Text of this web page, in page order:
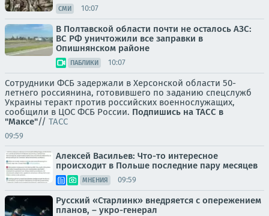
СМИ 10:07
В Полтавской области почти не осталось АЗС:
ВС РФ уничтожили все заправки в
Опишнянском районе
ПАБЛИКИ 10:07
Сотрудники ФСБ задержали в Херсонской области 50-
летнего россиянина, готовившего по заданию спецслужб
Украины теракт против российских военнослужащих,
сообщили в ЦОС ФСБ России. Подпишись на ТАСС в
"Максе"// ТАСС
09:59
Алексей Васильев: Что-то интересное
происходит в Польше последние пару месяцев
МНЕНИЯ 09:59
Русский «Старлинк» внедряется с опережением
планов, – укро-генерал